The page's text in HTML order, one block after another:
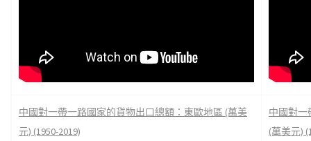
中國對一帶一路國家的貨物出口總額：東歐地區 (萬美
元) (1950-2019)
中國對一
(萬美元)